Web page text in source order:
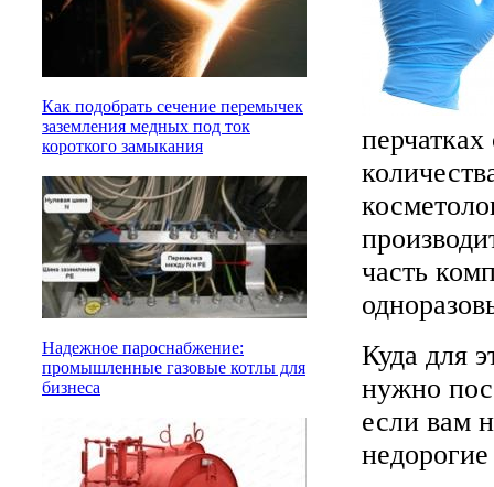
Как подобрать сечение перемычек
заземления медных под ток
короткого замыкания
Надежное пароснабжение:
промышленные газовые котлы для
бизнеса
часть
Куда для
нужно
если вам